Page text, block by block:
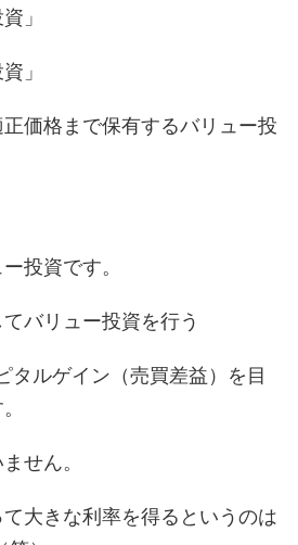
」
」
正価格まで保有するバリュー投
投資です。
バリュー投資を行う
タルゲイン（売買差益）を目
せん。
大きな利率を得るというのは